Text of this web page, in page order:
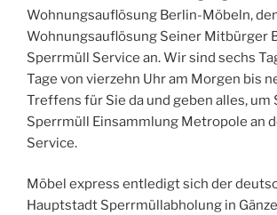
Wohnungsauflösung Berlin-Möbeln,
Wohnungsauflösung Seiner Mitbürger
Sperrmüll Service an. Wir sind sechs
Tage von vierzehn Uhr am Morgen bis
Treffens für Sie da und geben alles, um
Sperrmüll Einsammlung Metropole an
Service.
Möbel express entledigt sich der
Hauptstadt Sperrmüllabholung in Gänze